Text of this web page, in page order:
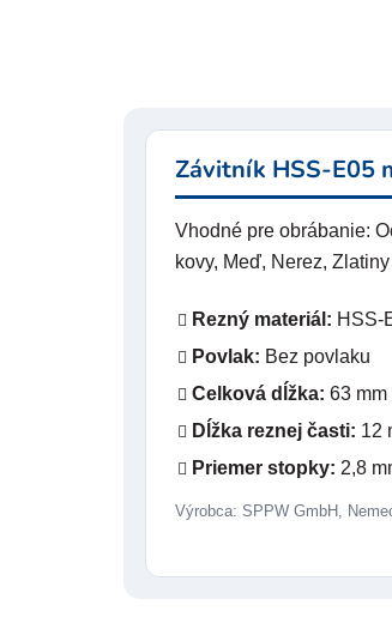
Závitník HSS-E05
Vhodné pre obrábanie:
kovy, Meď, Nerez,
Rezný materiál: HSS-
Povlak: Bez povlaku
Celková dĺžka: 63 mm
Dĺžka reznej časti: 12
Priemer stopky: 2,8
Výrobca: SPPW GmbH,